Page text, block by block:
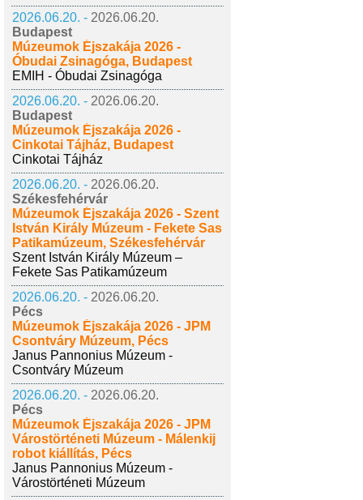
2026.06.20. - 2026.06.20.
Budapest
Múzeumok Éjszakája 2026 -
Óbudai Zsinagóga, Budapest
EMIH - Óbudai Zsinagóga
2026.06.20. - 2026.06.20.
Budapest
Múzeumok Éjszakája 2026 -
Cinkotai Tájház, Budapest
Cinkotai Tájház
2026.06.20. - 2026.06.20.
Székesfehérvár
Múzeumok Éjszakája 2026 - Szent
István Király Múzeum - Fekete Sas
Patikamúzeum, Székesfehérvár
Szent István Király Múzeum –
Fekete Sas Patikamúzeum
2026.06.20. - 2026.06.20.
Pécs
Múzeumok Éjszakája 2026 - JPM
Csontváry Múzeum, Pécs
Janus Pannonius Múzeum -
Csontváry Múzeum
2026.06.20. - 2026.06.20.
Pécs
Múzeumok Éjszakája 2026 - JPM
Várostörténeti Múzeum - Málenkij
robot kiállítás, Pécs
Janus Pannonius Múzeum -
Várostörténeti Múzeum